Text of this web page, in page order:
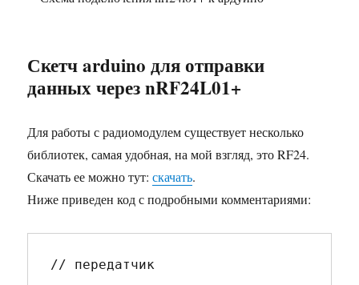
Скетч arduino для отправки
данных через nRF24L01+
Для работы с радиомодулем существует несколько
библиотек, самая удобная, на мой взгляд, это RF24.
Скачать ее можно тут:скачать.
Ниже приведен код с подробными комментариями:
// передатчик